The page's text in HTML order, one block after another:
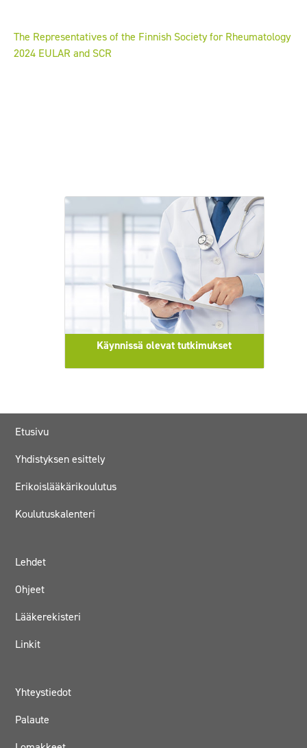
The Representatives of the Finnish Society for Rheumatology
2024 EULAR and SCR
Käynnissä olevat tutkimukset
Etusivu
Yhdistyksen esittely
Erikoislääkärikoulutus
Koulutuskalenteri
Lehdet
Ohjeet
Lääkerekisteri
Linkit
Yhteystiedot
Palaute